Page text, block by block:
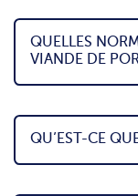
QUELLES
VIANDE DE
QU’EST-CE